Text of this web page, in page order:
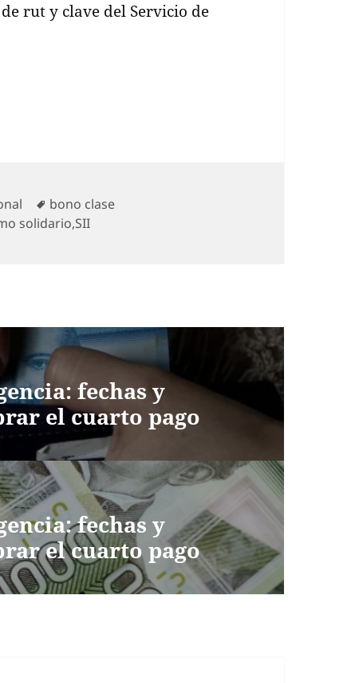
rut y clave del Servicio de
Etiquetas
bono clase
solidario,SII
fechas y
el cuarto pago
fechas y
el cuarto pago